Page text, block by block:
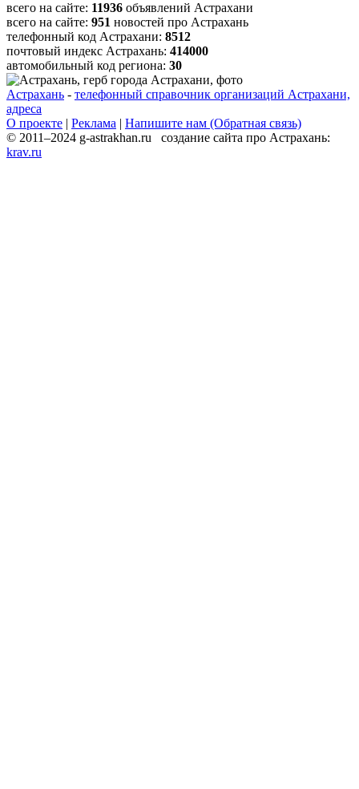
всего на сайте: 11936 объявлений Астрахани
всего на сайте: 951 новостей про Астрахань
телефонный код Астрахани: 8512
почтовый индекс Астрахань: 414000
автомобильный код региона: 30
Астрахань - телефонный справочник организаций Астрахани,
адреса
О проекте | Реклама | Напишите нам (Обратная связь)
© 2011–2024 g-astrakhan.ru создание сайта про Астрахань:
krav.ru